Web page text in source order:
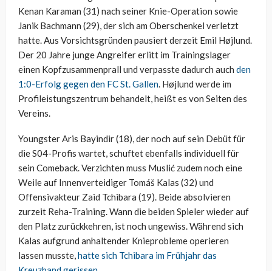
Kenan Karaman (31) nach seiner Knie-Operation sowie
Janik Bachmann (29), der sich am Oberschenkel verletzt
hatte. Aus Vorsichtsgründen pausiert derzeit Emil Højlund.
Der 20 Jahre junge Angreifer erlitt im Trainingslager
einen Kopfzusammenprall und verpasste dadurch auch den
1:0-Erfolg gegen den FC St. Gallen. Højlund werde im
Profileistungszentrum behandelt, heißt es von Seiten des
Vereins.
Youngster Aris Bayindir (18), der noch auf sein Debüt für
die S04-Profis wartet, schuftet ebenfalls individuell für
sein Comeback. Verzichten muss Muslić zudem noch eine
Weile auf Innenverteidiger Tomáš Kalas (32) und
Offensivakteur Zaid Tchibara (19). Beide absolvieren
zurzeit Reha-Training. Wann die beiden Spieler wieder auf
den Platz zurückkehren, ist noch ungewiss. Während sich
Kalas aufgrund anhaltender Knieprobleme operieren
lassen musste,hatte sich Tchibara im Frühjahr das